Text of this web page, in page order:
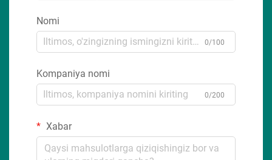
Nomi
0/100
Kompaniya nomi
0/200
Xabar